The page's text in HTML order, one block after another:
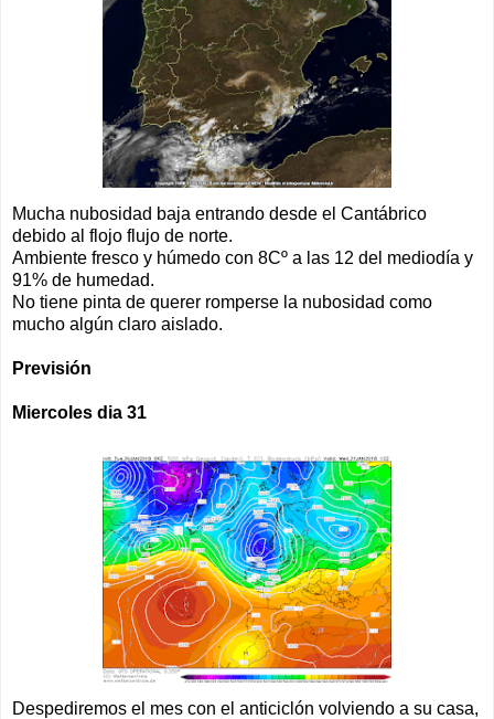
Mucha nubosidad baja entrando desde el Cantábrico
debido al flojo flujo de norte.
Ambiente fresco y húmedo con 8Cº a las 12 del mediodía y
91% de humedad.
No tiene pinta de querer romperse la nubosidad como
mucho algún claro aislado.
Previsión
Miercoles dia 31
Despediremos el mes con el anticiclón volviendo a su casa,